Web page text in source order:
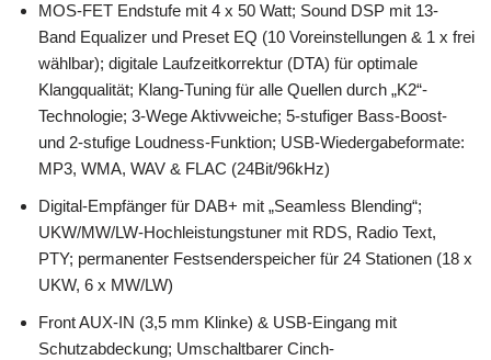
MOS-FET Endstufe mit 4 x 50 Watt; Sound DSP mit 13-
Band Equalizer und Preset EQ (10 Voreinstellungen & 1 x frei
wählbar); digitale Laufzeitkorrektur (DTA) für optimale
Klangqualität; Klang-Tuning für alle Quellen durch „K2“-
Technologie; 3-Wege Aktivweiche; 5-stufiger Bass-Boost-
und 2-stufige Loudness-Funktion; USB-Wiedergabeformate:
MP3, WMA, WAV & FLAC (24Bit/96kHz)
Digital-Empfänger für DAB+ mit „Seamless Blending“;
UKW/MW/LW-Hochleistungstuner mit RDS, Radio Text,
PTY; permanenter Festsenderspeicher für 24 Stationen (18 x
UKW, 6 x MW/LW)
Front AUX-IN (3,5 mm Klinke) & USB-Eingang mit
Schutzabdeckung; Umschaltbarer Cinch-